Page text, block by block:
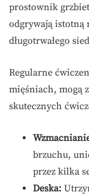
prostownik
odgrywają istotną
długotrwałego
Regularne
mięśniach, mogą
skutecznych
brzuchu,
przez kilka
Deska: